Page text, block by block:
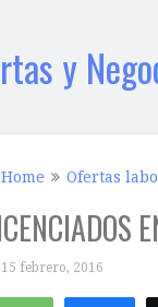
y
Home Ofertas
15 febrero, 2016